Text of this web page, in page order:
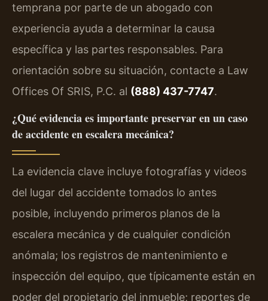
temprana por parte de un abogado con
experiencia ayuda a determinar la causa
específica y las partes responsables. Para
orientación sobre su situación, contacte a Law
Offices Of SRIS, P.C. al (888) 437-7747.
¿Qué evidencia es importante preservar en un caso
de accidente en escalera mecánica?
La evidencia clave incluye fotografías y videos
del lugar del accidente tomados lo antes
posible, incluyendo primeros planos de la
escalera mecánica y de cualquier condición
anómala; los registros de mantenimiento e
inspección del equipo, que típicamente están en
poder del propietario del inmueble; reportes de